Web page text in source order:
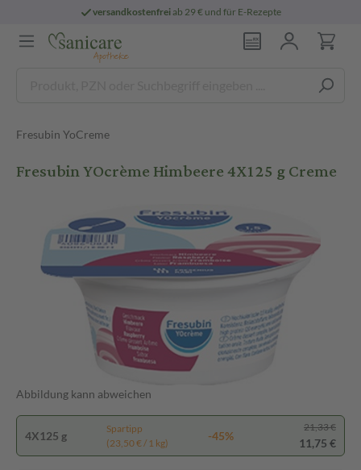
versandkostenfreiab 29 € und für E-Rezepte
Fresubin YoCreme
Fresubin YOcrème Himbeere 4X125 g Creme
Abbildung kann abweichen
4X125 g
Spartipp
(23,50 € / 1 kg)
-45%
21,33 €
11,75 €